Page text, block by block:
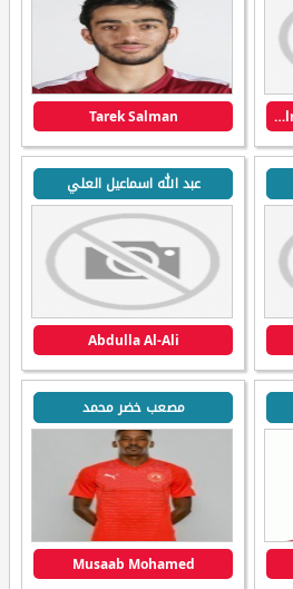
Abdulrahman Masoud Al-Naimi
Tarek Salman
عبد الله اسماعيل العلي
Abdulla Al-Ali
مصعب خضر محمد
Musaab Mohamed